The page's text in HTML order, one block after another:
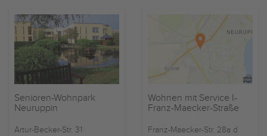
Senioren-Wohnpark
Neuruppin
Artur-Becker-Str. 31
Wohnen mit Service I-
Franz-Maecker-Straße
Franz-Maecker-Str. 28a d